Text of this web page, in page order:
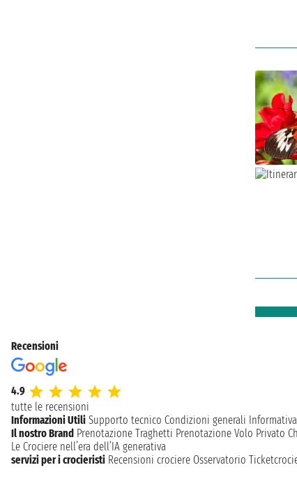
Recensioni
4.9
tutte le recensioni
Informazioni Utili Supporto tecnico Condizioni generali
Il nostro Brand Prenotazione Traghetti Prenotazione Volo Privato
Le Crociere nell’era dell’IA generativa
servizi per i crocieristi Recensioni crociere Osservatorio